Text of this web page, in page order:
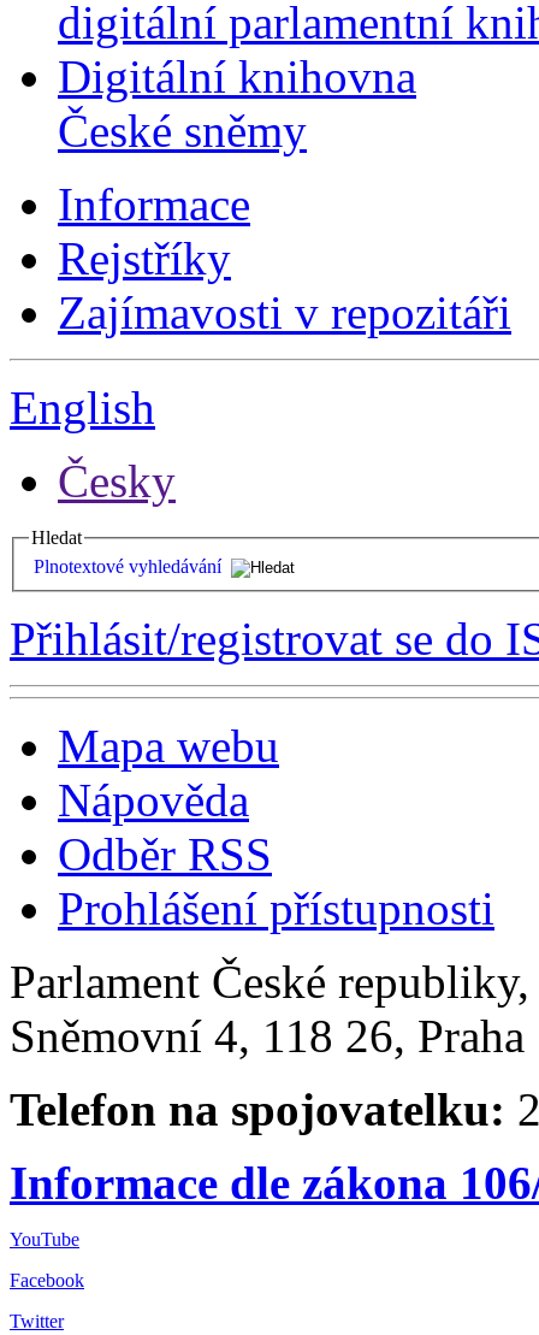
digitální parlamentní
Digitální knihovna
České sněmy
Informace
Rejstříky
Zajímavosti v repozitáři
English
Česky
Hledat
Plnotextové vyhledávání
Přihlásit/registrovat se do
Mapa webu
Nápověda
Odběr RSS
Prohlášení přístupnosti
Parlament České
Sněmovní 4, 118 26,
Telefon na spojovatelku:
Informace dle zákona
YouTube
Facebook
Twitter